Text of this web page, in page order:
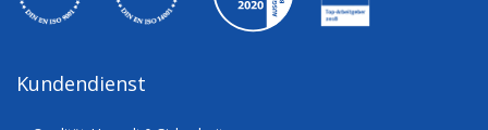
Kundendienst